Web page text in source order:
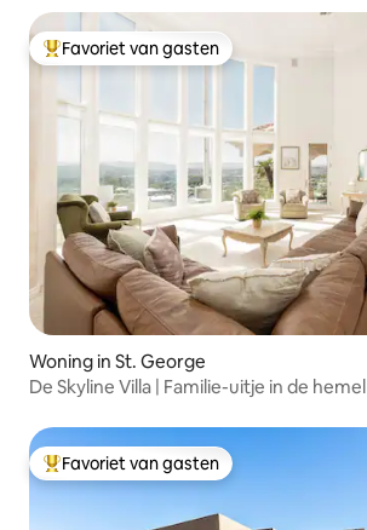
Topfavoriet van gasten
Favoriet van gasten
Woning in St. George
De Skyline Villa | Familie-uitje in de hemel
Topfavoriet van gasten
Favoriet van gasten